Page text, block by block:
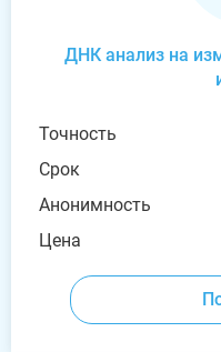
ДНК анализ на
Точность
Срок
Анонимность
Цена